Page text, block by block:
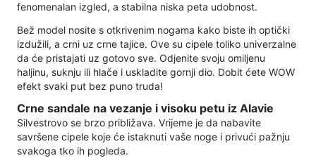
fenomenalan izgled, a stabilna niska peta udobnost.
Bež model nosite s otkrivenim nogama kako biste ih optički
izdužili, a crni uz crne tajice. Ove su cipele toliko univerzalne
da će pristajati uz gotovo sve. Odjenite svoju omiljenu
haljinu, suknju ili hlače i uskladite gornji dio. Dobit ćete WOW
efekt svaki put bez puno truda!
Crne sandale na vezanje i visoku petu iz Alavie
Silvestrovo se brzo približava. Vrijeme je da nabavite
savršene cipele koje će istaknuti vaše noge i privući pažnju
svakoga tko ih pogleda.